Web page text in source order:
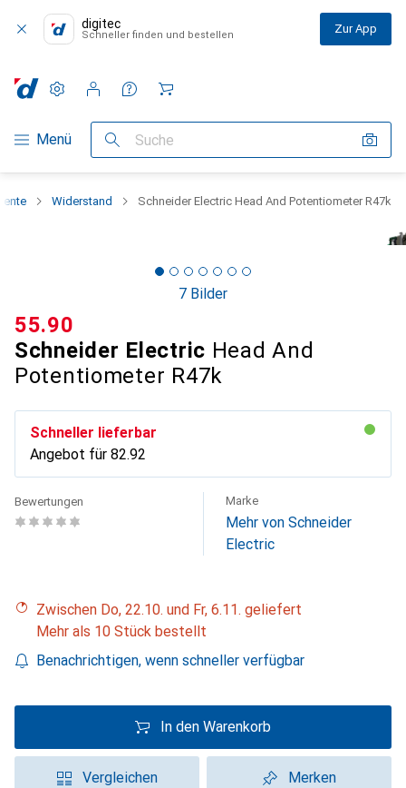
digitec
Schneller finden und bestellen Zur App
Navigation nach Kategorien
Menü Suche
Einstellungen
Kundenkonto
Vergleichslisten
Merklisten
Warenkorb
Widerstand Schneider Electric Head And Potentiometer R47k
7 Bilder
Schneider Electric Head And
Potentiometer R47k
CHF
55.90
Schneller lieferbar
Angebot für CHF
82.92
Bewertungen Marke
Mehr von Schneider
Electric
Zwischen Do, 22.10. und Fr, 6.11. geliefert
Mehr als 10 Stück bestellt
Benachrichtigen, wenn schneller verfügbar
In den Warenkorb
Vergleichen Merken